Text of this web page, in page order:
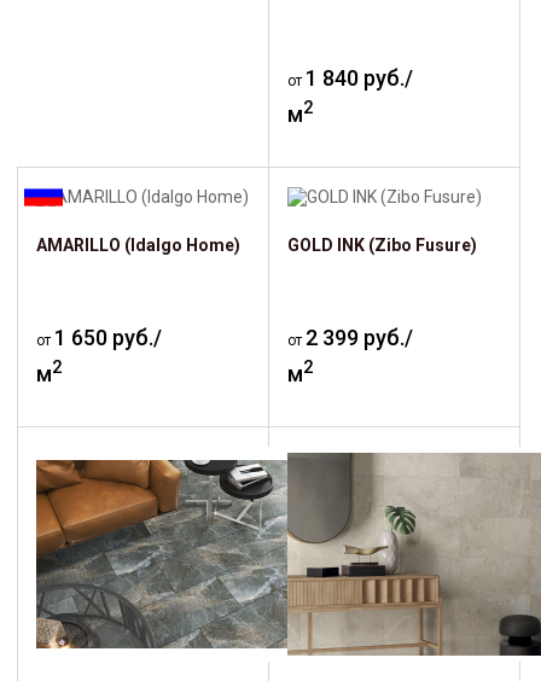
от 1 840 руб./
м2
AMARILLO (Idalgo Home)
от 1 650 руб./
м2
GOLD INK (Zibo Fusure)
от 2 399 руб./
м2